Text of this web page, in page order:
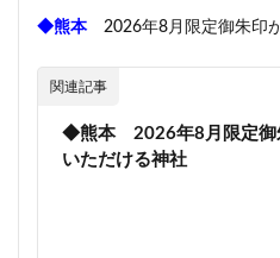
◆熊本 2026年8月限定御朱印
関連記事
◆熊本 2026年8月限定御
いただける神社